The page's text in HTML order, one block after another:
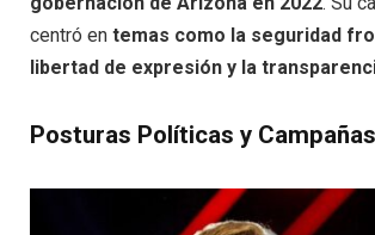
centró en temas como la seguridad
libertad de expresión y la
Posturas Políticas y Campañas